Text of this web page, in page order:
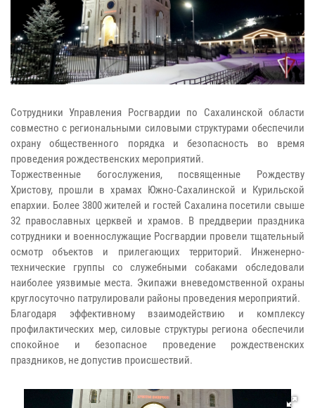
Сотрудники Управления Росгвардии по Сахалинской области
совместно с региональными силовыми структурами обеспечили
охрану общественного порядка и безопасность во время
проведения рождественских мероприятий.
Торжественные богослужения, посвященные Рождеству
Христову, прошли в храмах Южно-Сахалинской и Курильской
епархии. Более 3800 жителей и гостей Сахалина посетили свыше
32 православных церквей и храмов. В преддверии праздника
сотрудники и военнослужащие Росгвардии провели тщательный
осмотр объектов и прилегающих территорий. Инженерно-
технические группы со служебными собаками обследовали
наиболее уязвимые места. Экипажи вневедомственной охраны
круглосуточно патрулировали районы проведения мероприятий.
Благодаря эффективному взаимодействию и комплексу
профилактических мер, силовые структуры региона обеспечили
спокойное и безопасное проведение рождественских
праздников, не допустив происшествий.